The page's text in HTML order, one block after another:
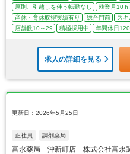
原則、引越しを伴う転勤なし
残業月10
産休・育休取得実績有り
総合門前 ス
店舗数10～29
積極採用中 年間休日
求人の詳細を見る
更新日：2026年5月25日
正社員 調剤薬局
富永薬局 沖新町店 株式会社富永